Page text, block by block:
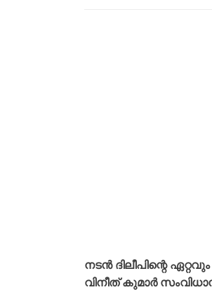
നടൻ ദിലീപിന്റെ
വിനീത് കുമാർ